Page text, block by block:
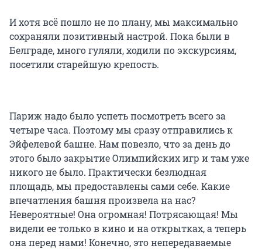
И хотя всё пошло не по плану, мы максимально
сохраняли позитивный настрой. Пока были в
Белграде, много гуляли, ходили по экскурсиям,
посетили старейшую крепость.
Париж надо было успеть посмотреть всего за
четыре часа. Поэтому мы сразу отправились к
Эйфелевой башне. Нам повезло, что за день до
этого было закрытие Олимпийских игр и там уже
никого не было. Практически безлюдная
площадь, мы предоставлены сами себе. Какие
впечатления башня произвела на нас?
Невероятные! Она огромная! Потрясающая! Мы
видели ее только в кино и на открытках, а теперь
она перед нами! Конечно, это непередаваемые